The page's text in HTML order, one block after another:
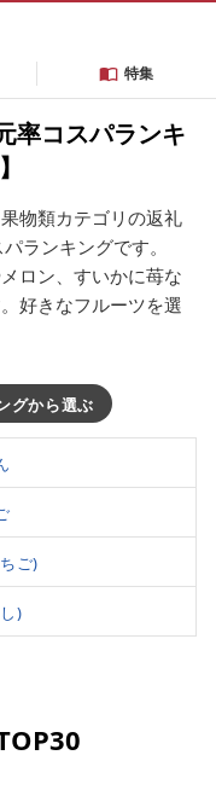
特集
率コスパランキ
物類カテゴリの返礼
ランキングです。
ロン、すいかに苺な
好きなフルーツを選
グから選ぶ
ご)
)